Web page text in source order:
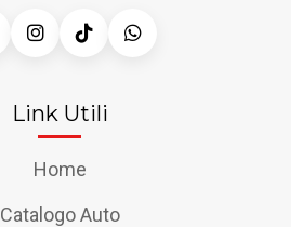
Link Utili
Home
Catalogo Auto